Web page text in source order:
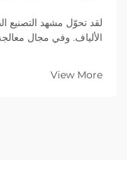
لقد تحوّل مشهد التصنيع
الألياف. وفي مجال
View More